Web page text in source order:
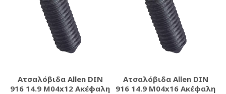
Ατσαλόβιδα Allen DIN
916 14.9 M04x12 Ακέφαλη
Ατσαλόβιδα Allen DIN
916 14.9 M04x16 Ακέφαλη